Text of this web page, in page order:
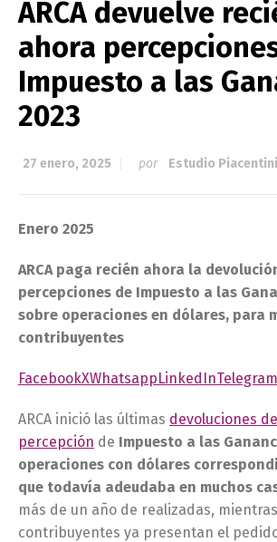
ARCA devuelve
ahora
Impuesto a las
2023
27 enero, 2025 por Estudio Piacentini
Enero 2025
ARCA paga recién ahora la
percepciones de Impuesto a las
sobre operaciones en dólares, para
contribuyentes
FacebookXWhatsappLinkedInTelegram
ARCA inició las últimas devoluciones
percepción de Impuesto a las
operaciones con dólares
que todavía adeudaba en muchos
más de un año de realizadas,
contribuyentes ya presentan el